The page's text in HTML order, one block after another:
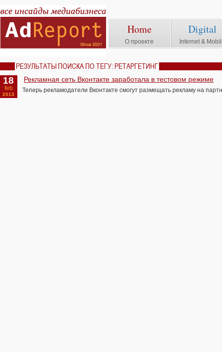
Home
О проекте
Digital
Internet &
РЕЗУЛЬТАТЫ ПОИСКА ПО ТЕГУ: РЕТАРГЕТИНГ
18
feb
2013
Рекламная сеть Вконтакте заработала в тестовом режиме
Теперь рекламодатели Вконтакте смогут размещать рекламу на